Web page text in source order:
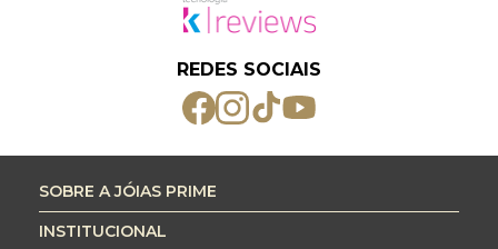
REDES SOCIAIS
SOBRE A JÓIAS PRIME
INSTITUCIONAL